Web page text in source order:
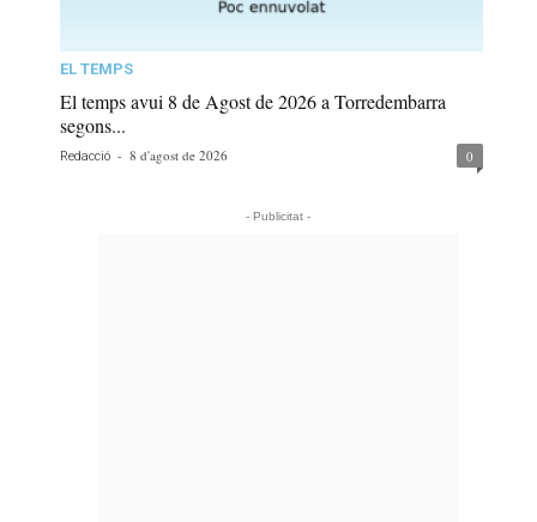
EL TEMPS
El temps avui 8 de Agost de 2026 a Torredembarra
segons...
Redacció - 8 d'agost de 2026 0
- Publicitat -